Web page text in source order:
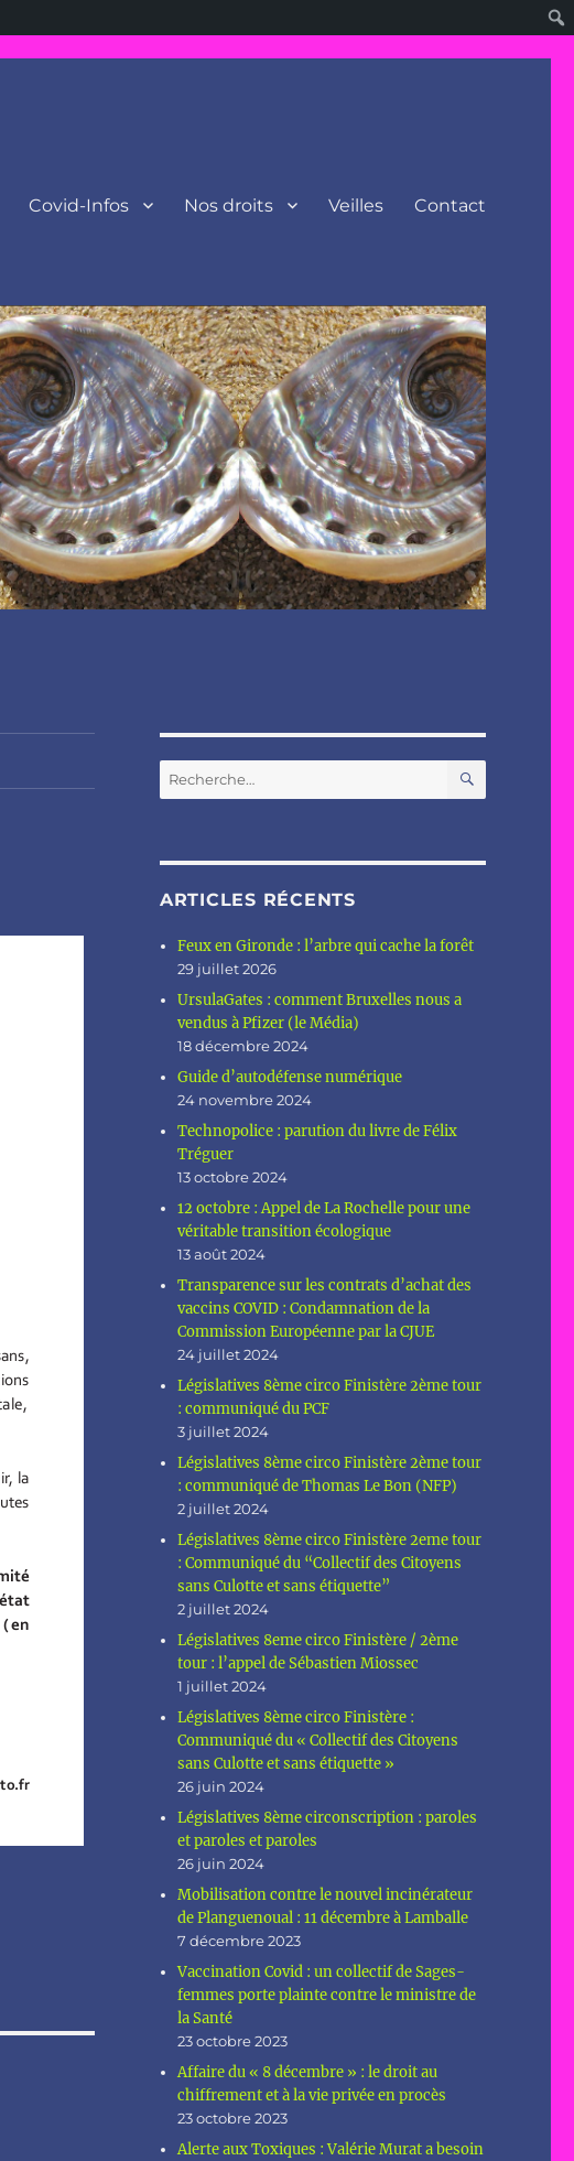
Covid-Infos Nos droits Veilles Contact
Recherche
pour :
ARTICLES RÉCENTS
Feux en Gironde : l’arbre qui cache la forêt
29 juillet 2026
UrsulaGates : comment Bruxelles nous a
vendus à Pfizer (le Média)
18 décembre 2024
Guide d’autodéfense numérique
24 novembre 2024
Technopolice : parution du livre de Félix
Tréguer
13 octobre 2024
12 octobre : Appel de La Rochelle pour une
véritable transition écologique
13 août 2024
Transparence sur les contrats d’achat des
vaccins COVID : Condamnation de la
Commission Européenne par la CJUE
24 juillet 2024
Législatives 8ème circo Finistère 2ème tour
: communiqué du PCF
3 juillet 2024
Législatives 8ème circo Finistère 2ème tour
: communiqué de Thomas Le Bon (NFP)
2 juillet 2024
Législatives 8ème circo Finistère 2eme tour
: Communiqué du “Collectif des Citoyens
sans Culotte et sans étiquette”
2 juillet 2024
Législatives 8eme circo Finistère / 2ème
tour : l’appel de Sébastien Miossec
1 juillet 2024
Législatives 8ème circo Finistère :
Communiqué du « Collectif des Citoyens
sans Culotte et sans étiquette »
26 juin 2024
Législatives 8ème circonscription : paroles
et paroles et paroles
26 juin 2024
Mobilisation contre le nouvel incinérateur
de Planguenoual : 11 décembre à Lamballe
7 décembre 2023
Vaccination Covid : un collectif de Sages-
femmes porte plainte contre le ministre de
la Santé
23 octobre 2023
Affaire du « 8 décembre » : le droit au
chiffrement et à la vie privée en procès
23 octobre 2023
Alerte aux Toxiques : Valérie Murat a besoin